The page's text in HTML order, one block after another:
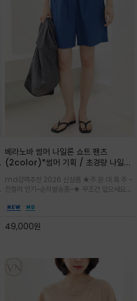
베라노바 썸머 나일론 쇼트 팬츠
(2color)*썸머 기획 / 초경량 나일론
가벼운 아이템 / 여행 / 일상 / 운동 모
두 가능한 아이템
md강력추천 2026 신상품 ★주.문.대.폭.주 -
전컬러 인기~순차발송중~★ 무조건 입으세요~~
입니다^^가볍고 드라이한 터치감의 나일론 소
룩, 모임룩, 데일리룩까지 다양하게
49,000원